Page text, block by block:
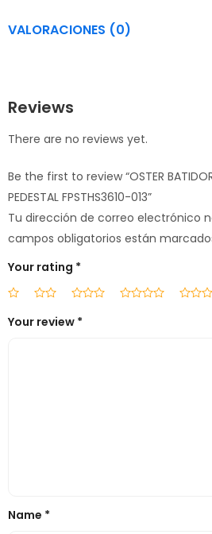
VALORACIONES (0)
Reviews
There are no reviews yet.
Be the first to review “OSTER
PEDESTAL FPSTHS3610-013”
Tu dirección de correo electrónico
campos obligatorios están
Your rating *
Your review *
Name *